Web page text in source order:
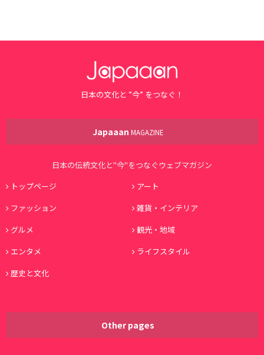
日本の文化と ”今” をつなぐ！
Japaaan MAGAZINE
日本の伝統文化と"今"をつなぐウェブマガジン
トップページ
アート
ファッション
雑貨・インテリア
グルメ
観光・地域
エンタメ
ライフスタイル
歴史と文化
Other pages